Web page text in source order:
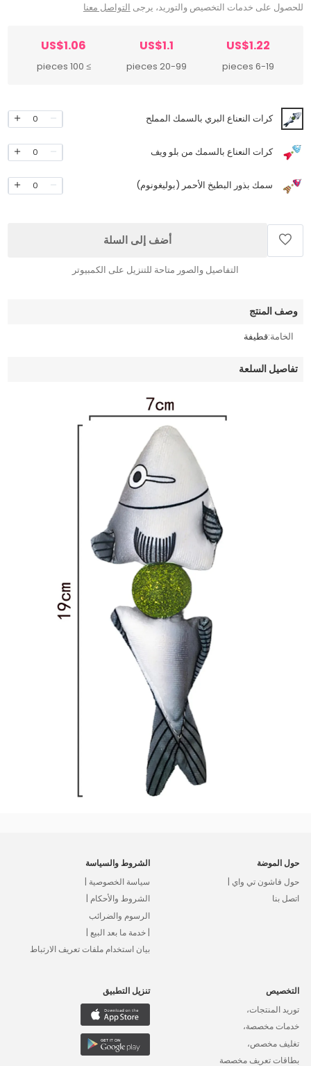
للحصول على خدمات التخصيص والتوريد، يرجى التواصل معنا
US$1.22
6-19 pieces
US$1.1
20-99 pieces
US$1.06
≥ 100 pieces
كرات النعناع البري بالسمك المملح 0
كرات النعناع بالسمك من بلو ويف 0
سمك بذور البطيخ الأحمر (بوليغونوم) 0
أضف إلى السلة
التفاصيل والصور متاحة للتنزيل على الكمبيوتر
وصف المنتج
الخامة:قطيفة
تفاصيل السلعة
حول الموضة
حول فاشون تي واي |
اتصل بنا
الشروط والسياسة
سياسة الخصوصية |
الشروط والأحكام |
الرسوم والضرائب
| خدمة ما بعد البيع |
بيان استخدام ملفات تعريف الارتباط
التخصيص
توريد المنتجات،
خدمات مخصصة،
تغليف مخصص،
بطاقات تعريف مخصصة
تنزيل التطبيق